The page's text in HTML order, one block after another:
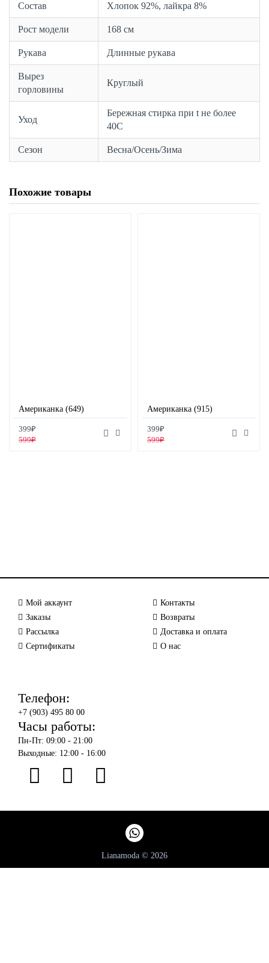
Состав Хлопок 92%, лайкра 8%
Рост модели 168 см
Рукава Длинные рукава
Вырез
горловины
Круглый
Уход
Бережная стирка при t не более
40С
Сезон Весна/Осень/Зима
Похожие товары
Американка (649)
399₽
599₽
Американка (915)
399₽
599₽
Мой аккаунт
Заказы
Рассылка
Сертификаты
Контакты
Возвраты
Доставка и оплата
О нас
Телефон:
+7 (903) 495 80 00
Часы работы:
Пн-Пт: 09:00 - 21:00
Выходные: 12:00 - 16:00
Lianamoda © 2026